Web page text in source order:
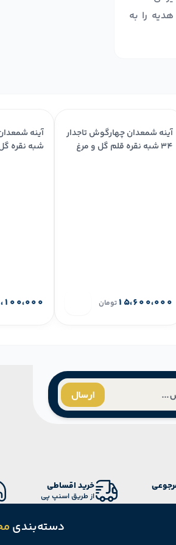
را به
آینه شمعدان چهارگوش تاجدار
۳۴ شبه نقره قلم گل و مرغ
۱۵،۶۰۰،۰۰۰تومان
شبه نقره
ارسال
خرید اقساطی
از طریق اسنپ پی
دسته‌بندی